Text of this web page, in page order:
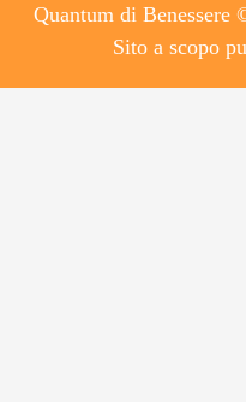
Quantum di
Sito a scopo